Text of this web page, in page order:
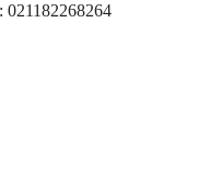
021182268264